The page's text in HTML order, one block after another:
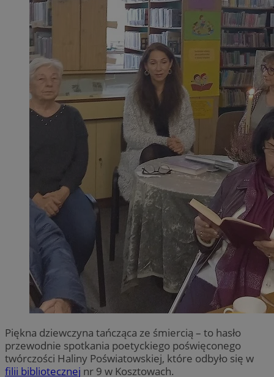
Piękna dziewczyna tańcząca ze śmiercią – to hasło
przewodnie spotkania poetyckiego poświęconego
twórczości Haliny Poświatowskiej, które odbyło się w
filii bibliotecznej nr 9 w Kosztowach.